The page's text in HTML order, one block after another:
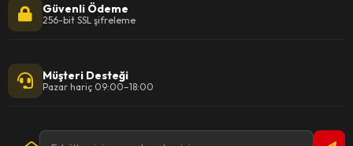
Güvenli Ödeme
256-bit SSL şifreleme
Müşteri Desteği
Pazar hariç 09:00–18:00